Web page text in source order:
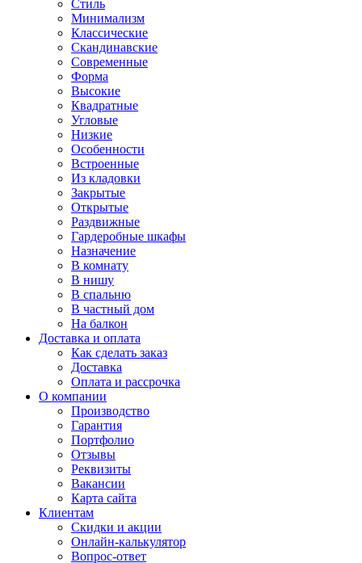
Стиль
Минимализм
Классические
Скандинавские
Современные
Форма
Высокие
Квадратные
Угловые
Низкие
Особенности
Встроенные
Из кладовки
Закрытые
Открытые
Раздвижные
Гардеробные шкафы
Назначение
В комнату
В нишу
В спальню
В частный дом
На балкон
Доставка и оплата
Как сделать заказ
Доставка
Оплата и рассрочка
О компании
Производство
Гарантия
Портфолио
Отзывы
Реквизиты
Вакансии
Карта сайта
Клиентам
Скидки и акции
Онлайн-калькулятор
Вопрос-ответ